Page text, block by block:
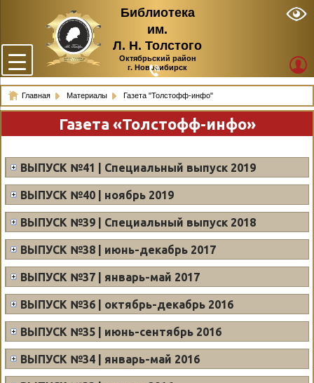
Библиотека
им.
Л. Н. Толстого
Октябрьский район
г. Новосибирск
Главная Материалы Газета "Толстофф-инфо"
Газета «Толстофф-инфо»
ВЫПУСК №41 | Специальный выпуск 2019
ВЫПУСК №40 | ноябрь 2019
ВЫПУСК №39 | Специальный выпуск 2018
ВЫПУСК №38 | июнь-декабрь 2017
ВЫПУСК №37 | январь-май 2017
ВЫПУСК №36 | октябрь-декабрь 2016
ВЫПУСК №35 | июнь-сентябрь 2016
ВЫПУСК №34 | январь-май 2016